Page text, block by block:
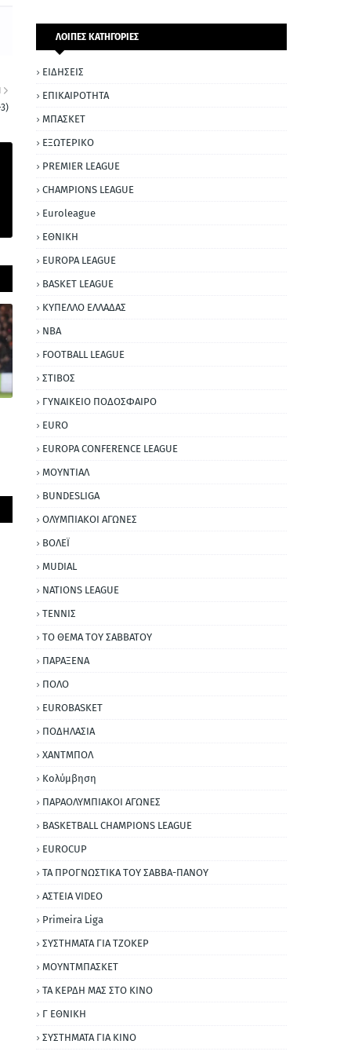
ΛΟΙΠΕΣ ΚΑΤΗΓΟΡΙΕΣ
ΕΙΔΗΣΕΙΣ
ΕΠΙΚΑΙΡΟΤΗΤΑ
ΜΠΑΣΚΕΤ
ΕΞΩΤΕΡΙΚΟ
PREMIER LEAGUE
CHAMPIONS LEAGUE
Euroleague
ΕΘΝΙΚΗ
EUROPA LEAGUE
BASKET LEAGUE
ΚΥΠΕΛΛΟ ΕΛΛΑΔΑΣ
NBA
FOOTBALL LEAGUE
ΣΤΙΒΟΣ
ΓΥΝΑΙΚΕΙΟ ΠΟΔΟΣΦΑΙΡΟ
EURO
EUROPA CONFERENCE LEAGUE
ΜΟΥΝΤΙΑΛ
BUNDESLIGA
ΟΛΥΜΠΙΑΚΟΙ ΑΓΩΝΕΣ
ΒΟΛΕΪ
MUDIAL
NATIONS LEAGUE
ΤΕΝΝΙΣ
ΤΟ ΘΕΜΑ ΤΟΥ ΣΑΒΒΑΤΟΥ
ΠΑΡΑΞΕΝΑ
ΠΟΛΟ
EUROBASKET
ΠΟΔΗΛΑΣΙΑ
ΧΑΝΤΜΠΟΛ
Κολύμβηση
ΠΑΡΑΟΛΥΜΠΙΑΚΟΙ ΑΓΩΝΕΣ
BASKETBALL CHAMPIONS LEAGUE
EUROCUP
ΤΑ ΠΡΟΓΝΩΣΤΙΚΑ ΤΟΥ ΣΑΒΒΑ-ΠΑΝΟΥ
ΑΣΤΕΙΑ VIDEO
Primeira Liga
ΣΥΣΤΗΜΑΤΑ ΓΙΑ ΤΖΟΚΕΡ
ΜΟΥΝΤΜΠΑΣΚΕΤ
ΤΑ ΚΕΡΔΗ ΜΑΣ ΣΤΟ ΚΙΝΟ
Γ ΕΘΝΙΚΗ
ΣΥΣΤΗΜΑΤΑ ΓΙΑ ΚΙΝΟ